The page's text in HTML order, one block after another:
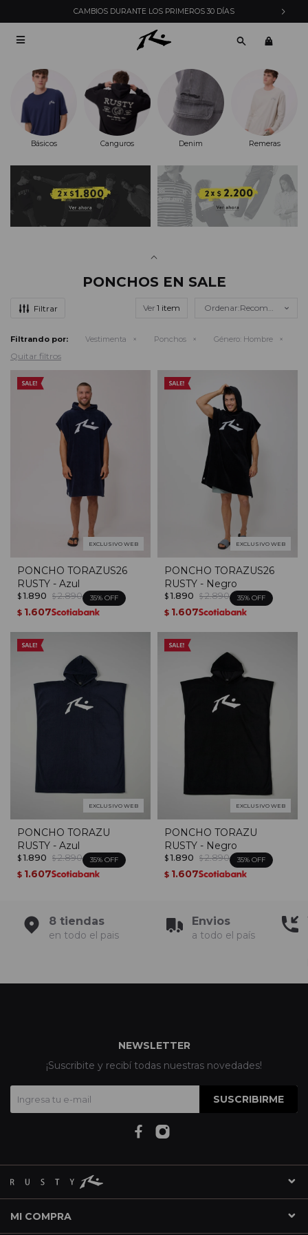
CAMBIOS DURANTE LOS PRIMEROS 30 DÍAS

Básicos Canguros Denim Remeras
PONCHOS EN SALE
Ver Recomendados
Filtrando por: Vestimenta Ponchos Género: Hombre
Quitar filtros
EXCLUSIVO WEB
PONCHO TORAZUS26
RUSTY - Azul
$ 1.890 $ 2.890 35
$ 1.607
EXCLUSIVO WEB
PONCHO TORAZUS26
RUSTY - Negro
$ 1.890 $ 2.890 35
$ 1.607
EXCLUSIVO WEB
PONCHO TORAZU
RUSTY - Azul
$ 1.890 $ 2.890 35
$ 1.607
EXCLUSIVO WEB
PONCHO TORAZU
RUSTY - Negro
$ 1.890 $ 2.890 35
$ 1.607
8 tiendas
en todo el pais
Envios
a todo el país
MI COMPRA
NEWSLETTER
¡Suscribite y recibí todas nuestras novedades!
SUSCRIBIRME